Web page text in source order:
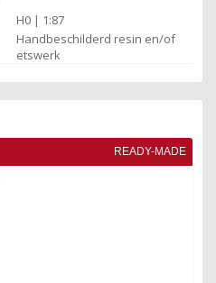
H0 | 1:87
Handbeschilderd resin en/of
etswerk
READY-MADE